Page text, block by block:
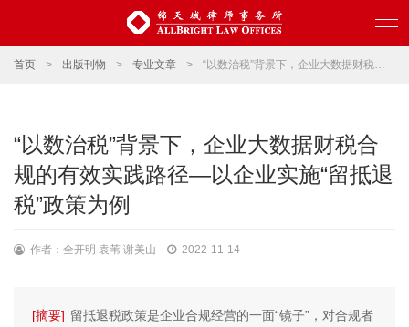
首页 > 出版刊物 > 专业文章 > “以数治税”背景下，企业大数据财税合规的有效实践路径—以企业实施“留抵退税”政策为例
“以数治税”背景下，企业大数据财税合
规的有效实践路径—以企业实施“留抵退
税”政策为例
作者：全开明 袁苇 谢美山 2022-11-14
[摘要] 留抵退税政策是企业合规经营的一面“镜子”，对合规者